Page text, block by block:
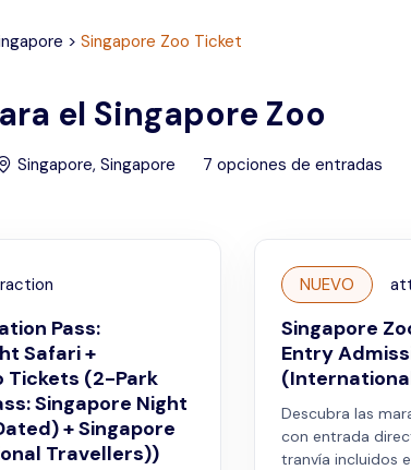
> Singapore Zoo Ticket
el Singapore Zoo
Singapore, Singapore 7 opciones de entradas
Pass:
Safari +
Tickets (2-Park
Singapore Night
+ Singapore
Travellers))
NUEVO
Singapore
Entry
Descubra las
con entrada
tranvía incluidos